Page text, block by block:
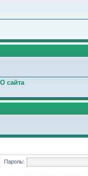
сайта
Пароль: